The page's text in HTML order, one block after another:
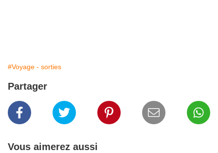
#Voyage - sorties
Partager
Vous aimerez aussi